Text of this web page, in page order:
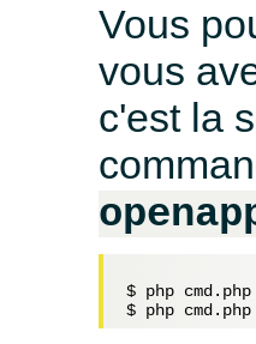
Vous
vous
c'est la
$ php